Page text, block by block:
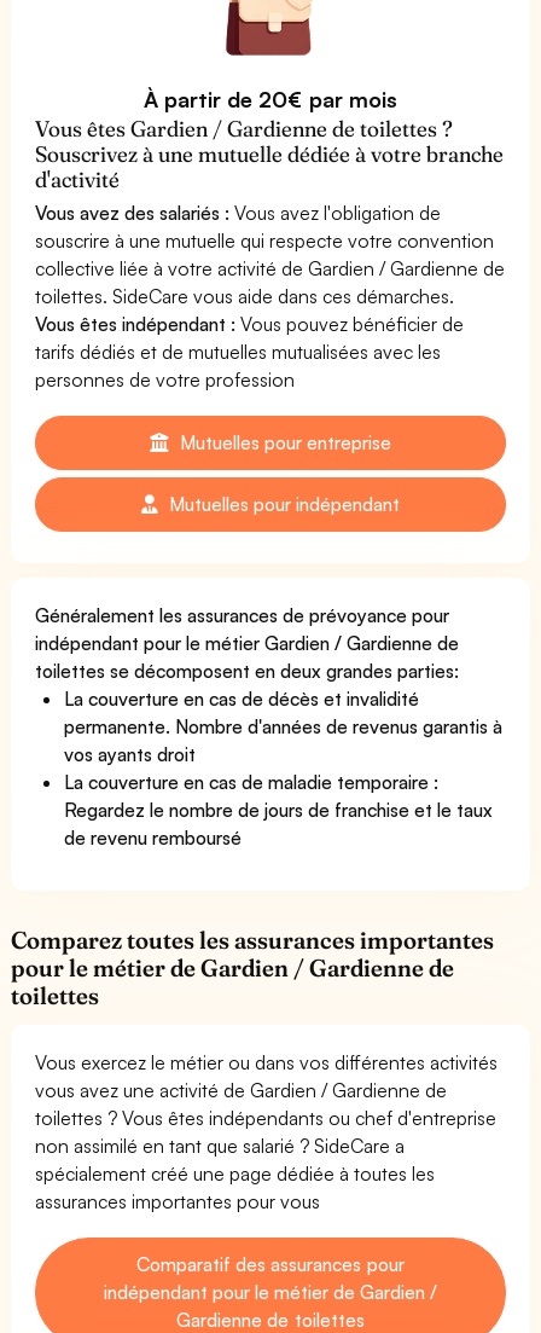
À partir de 20€ par mois
Vous êtes Gardien / Gardienne de toilettes ?
Souscrivez à une mutuelle dédiée à votre branche
d'activité
Vous avez des salariés : Vous avez l'obligation de
souscrire à une mutuelle qui respecte votre convention
collective liée à votre activité de Gardien / Gardienne de
toilettes. SideCare vous aide dans ces démarches.
Vous êtes indépendant : Vous pouvez bénéficier de
tarifs dédiés et de mutuelles mutualisées avec les
personnes de votre profession
Mutuelles pour entreprise
Mutuelles pour indépendant
Généralement les assurances de prévoyance pour
indépendant pour le métier Gardien / Gardienne de
toilettes se décomposent en deux grandes parties:
La couverture en cas de décès et invalidité
permanente. Nombre d'années de revenus garantis à
vos ayants droit
La couverture en cas de maladie temporaire :
Regardez le nombre de jours de franchise et le taux
de revenu remboursé
Comparez toutes les assurances importantes
pour le métier de Gardien / Gardienne de
toilettes
Vous exercez le métier ou dans vos différentes activités
vous avez une activité de Gardien / Gardienne de
toilettes ? Vous êtes indépendants ou chef d'entreprise
non assimilé en tant que salarié ? SideCare a
spécialement créé une page dédiée à toutes les
assurances importantes pour vous
Comparatif des assurances pour
indépendant pour le métier de Gardien /
Gardienne de toilettes